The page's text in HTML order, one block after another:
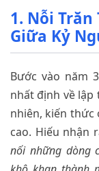
1. Nỗi Trăn
Giữa Kỷ
Bước vào năm
nhất định về lập
nhiên, kiến
cao. Hiếu nhận
nối những dòng